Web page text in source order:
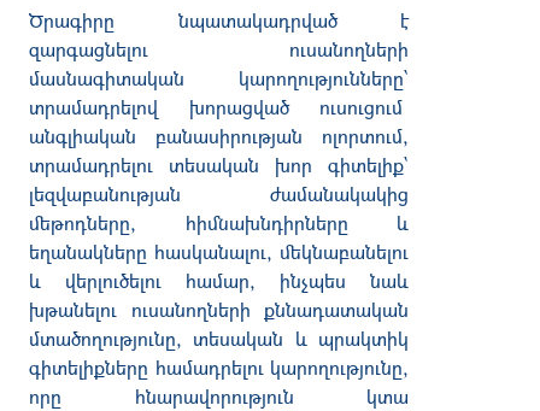
Ծրագիրը նպատակադրված է
զարգացնելու ուսանողների
մասնագիտական կարողությունները՝
տրամադրելով խորացված ուսուցում
անգլիական բանասիրության ոլորտում,
տրամադրելու տեսական խոր գիտելիք`
լեզվաբանության ժամանակակից
մեթոդները, հիմնախնդիրները և
եղանակները հասկանալու, մեկնաբանելու
և վերլուծելու համար, ինչպես նաև
խթանելու ուսանողների քննադատական
մտածողությունը, տեսական և պրակտիկ
գիտելիքները համադրելու կարողությունը,
որը հնարավորություն կտա